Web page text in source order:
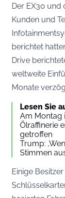
Der EX30 und
Kunden und
berichtet
Drive
weltweite
Monate
Lesen Sie
Am Montag
Ölraffinerie
getroffen
Trump:
Stimmen
Einige